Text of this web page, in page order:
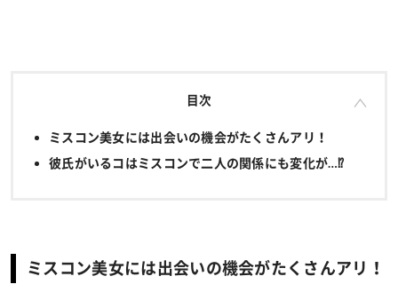
目次
ミスコン美女には出会いの機会がたくさんアリ！
彼氏がいるコはミスコンで二人の関係にも変化が…⁉
ミスコン美女には出会いの機会がたくさんアリ！